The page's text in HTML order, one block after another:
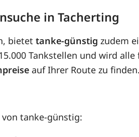
in Tacherting
bietettanke-günstig zudem
Tankstellen und wird
auf Ihrer Route zu finden.
von tanke-günstig: